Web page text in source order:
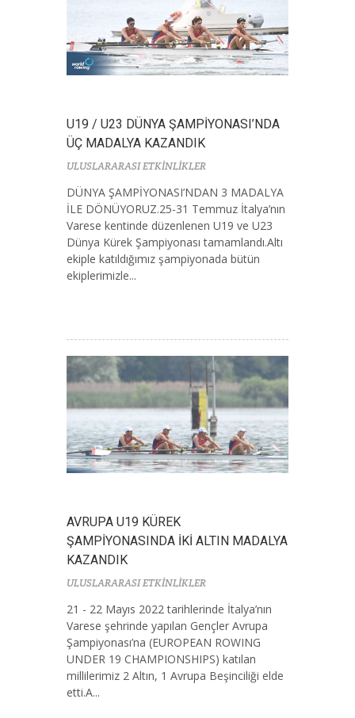
U19 / U23 DÜNYA ŞAMPİYONASI’NDA
ÜÇ MADALYA KAZANDIK
ULUSLARARASI ETKİNLİKLER
DÜNYA ŞAMPİYONASI’NDAN 3 MADALYA
İLE DÖNÜYORUZ.25-31 Temmuz İtalya’nın
Varese kentinde düzenlenen U19 ve U23
Dünya Kürek Şampiyonası tamamlandı.Altı
ekiple katıldığımız şampiyonada bütün
ekiplerimizle...
AVRUPA U19 KÜREK
ŞAMPİYONASINDA İKİ ALTIN MADALYA
KAZANDIK
ULUSLARARASI ETKİNLİKLER
21 - 22 Mayıs 2022 tarihlerinde İtalya’nın
Varese şehrinde yapılan Gençler Avrupa
Şampiyonası’na (EUROPEAN ROWING
UNDER 19 CHAMPIONSHIPS) katılan
millilerimiz 2 Altın, 1 Avrupa Beşinciliği elde
etti.A...